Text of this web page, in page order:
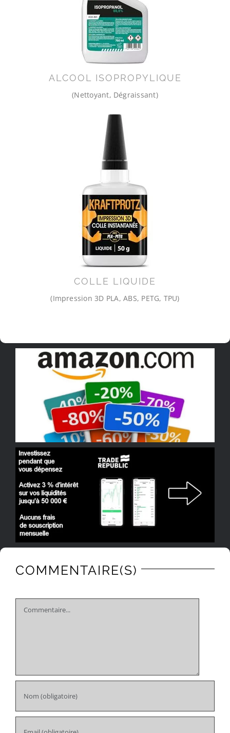
ALCOOL ISOPROPYLIQUE
(Nettoyant, Dégraissant)
COLLE LIQUIDE
(Impression 3D PLA, ABS, PETG, TPU)
COMMENTAIRE(S)
Comment